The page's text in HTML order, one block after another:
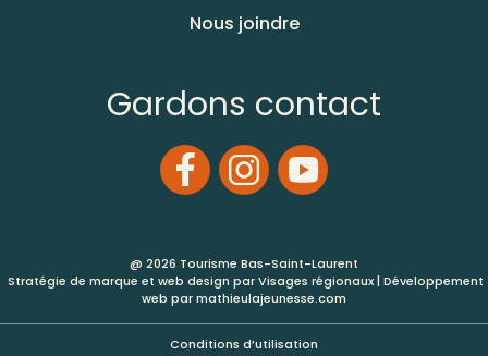
Nous joindre
Gardons contact
@ 2026 Tourisme Bas-Saint-Laurent
Stratégie de marque et web design parVisages régionaux| Développement
web parmathieulajeunesse.com
Conditions d’utilisation